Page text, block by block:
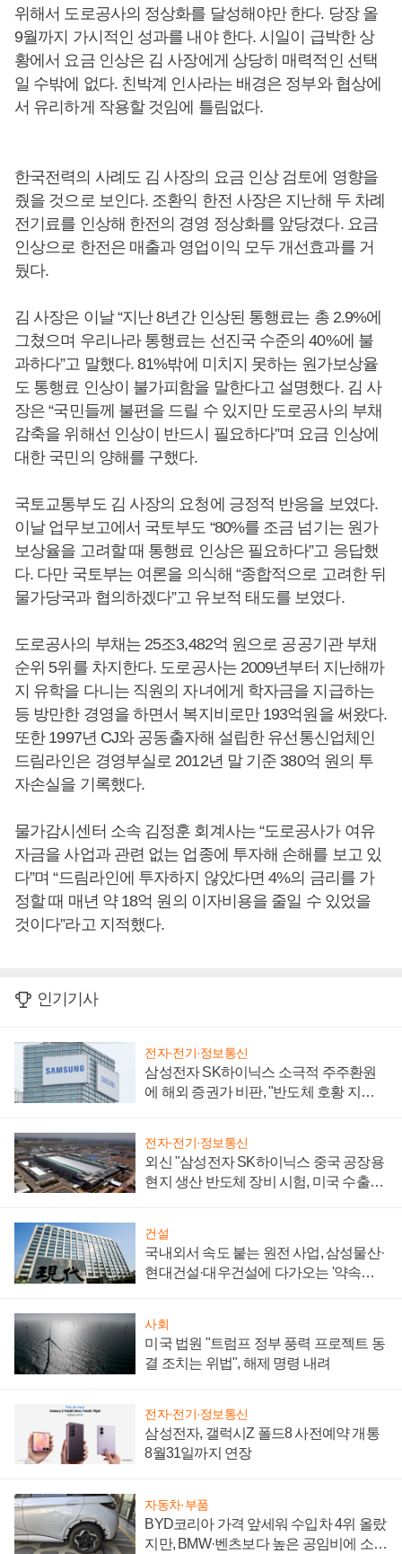
위해서 도로공사의 정상화를 달성해야만 한다. 당장 올
9월까지 가시적인 성과를 내야 한다. 시일이 급박한 상
황에서 요금 인상은 김 사장에게 상당히 매력적인 선택
일 수밖에 없다. 친박계 인사라는 배경은 정부와 협상에
서 유리하게 작용할 것임에 틀림없다.
한국전력의 사례도 김 사장의 요금 인상 검토에 영향을
줬을 것으로 보인다. 조환익 한전 사장은 지난해 두 차례
전기료를 인상해 한전의 경영 정상화를 앞당겼다. 요금
인상으로 한전은 매출과 영업이익 모두 개선효과를 거
뒀다.
김 사장은 이날 “지난 8년간 인상된 통행료는 총 2.9%에
그쳤으며 우리나라 통행료는 선진국 수준의 40%에 불
과하다”고 말했다. 81%밖에 미치지 못하는 원가보상율
도 통행료 인상이 불가피함을 말한다고 설명했다. 김 사
장은 “국민들께 불편을 드릴 수 있지만 도로공사의 부채
감축을 위해선 인상이 반드시 필요하다”며 요금 인상에
대한 국민의 양해를 구했다.
국토교통부도 김 사장의 요청에 긍정적 반응을 보였다.
이날 업무보고에서 국토부도 “80%를 조금 넘기는 원가
보상율을 고려할 때 통행료 인상은 필요하다”고 응답했
다. 다만 국토부는 여론을 의식해 “종합적으로 고려한 뒤
물가당국과 협의하겠다”고 유보적 태도를 보였다.
도로공사의 부채는 25조3,482억 원으로 공공기관 부채
순위 5위를 차지한다. 도로공사는 2009년부터 지난해까
지 유학을 다니는 직원의 자녀에게 학자금을 지급하는
등 방만한 경영을 하면서 복지비로만 193억원을 써왔다.
또한 1997년 CJ와 공동출자해 설립한 유선통신업체인
드림라인은 경영부실로 2012년 말 기준 380억 원의 투
자손실을 기록했다.
물가감시센터 소속 김정훈 회계사는 “도로공사가 여유
자금을 사업과 관련 없는 업종에 투자해 손해를 보고 있
다”며 “드림라인에 투자하지 않았다면 4%의 금리를 가
정할 때 매년 약 18억 원의 이자비용을 줄일 수 있었을
것이다”라고 지적했다.
인기기사
전자·전기·정보통신
삼성전자 SK하이닉스 소극적 주주환원
에 해외 증권가 비판, "반도체 호황 지속
전자·전기·정보통신
외신 "삼성전자 SK하이닉스 중국 공장용
현지 생산 반도체 장비 시험, 미국 수출통
건설
국내외서 속도 붙는 원전 사업, 삼성물산·
현대건설·대우건설에 다가오는 '약속의
사회
미국 법원 "트럼프 정부 풍력 프로젝트 동
결 조치는 위법", 해제 명령 내려
전자·전기·정보통신
삼성전자, 갤럭시Z 폴드8 사전예약 개통
8월31일까지 연장
자동차·부품
BYD코리아 가격 앞세워 수입차 4위 올랐
지만, BMW·벤츠보다 높은 공임비에 소비